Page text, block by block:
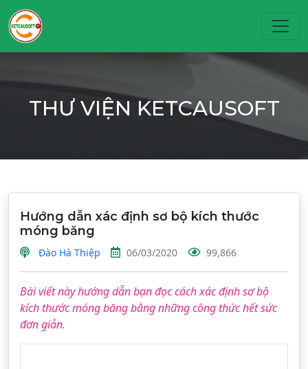
THƯ VIỆN KETCAUSOFT
Hướng dẫn xác định sơ bộ kích thước
móng băng
Đào Hà Thiệp 06/03/2020 99,866
Bài viết này hướng dẫn bạn đọc cách xác định sơ bộ
kích thước móng băng bằng những công thức hết sức
đơn giản.